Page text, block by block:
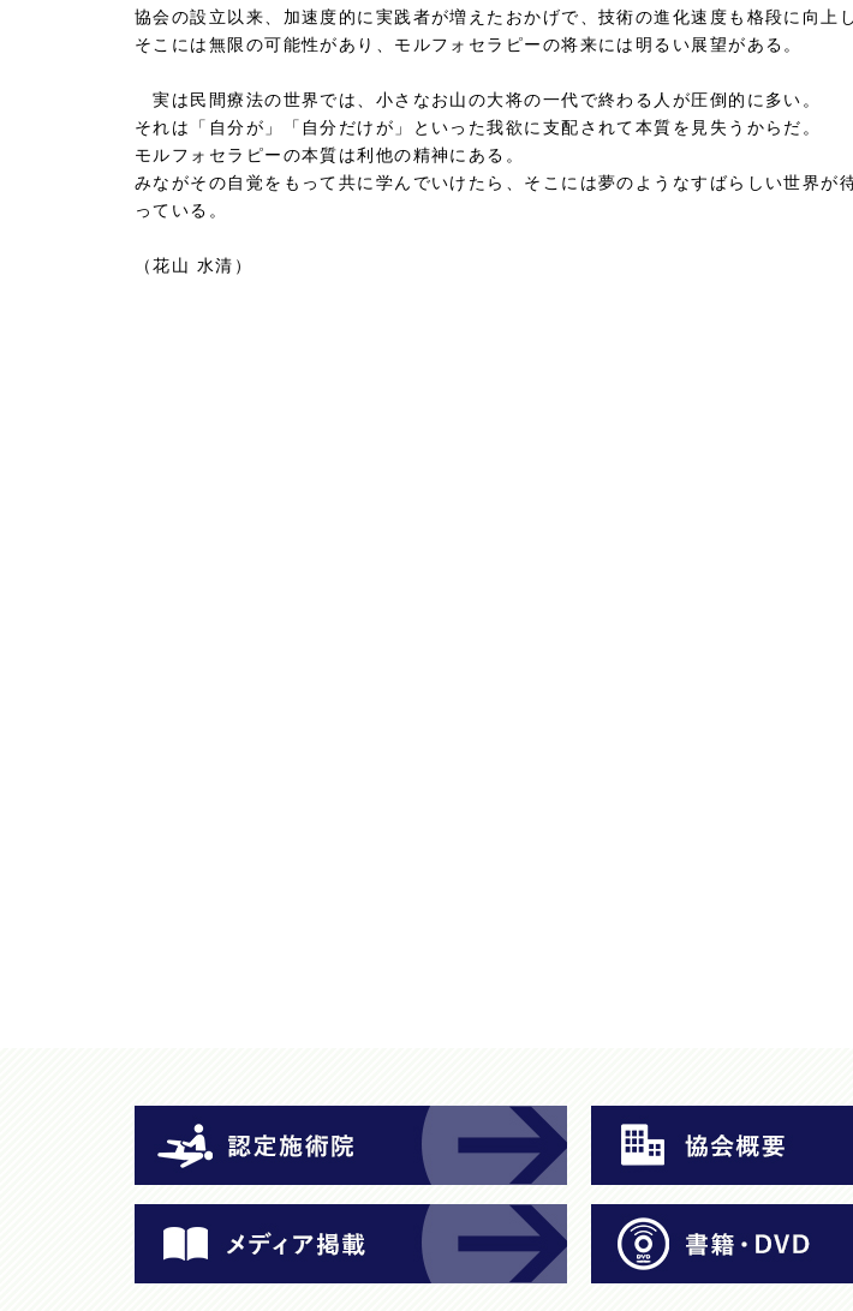
協会の設立以来、加速度的に実践者が増えたおかげで、技術の進化速度も格段に向上し
そこには無限の可能性があり、モルフォセラピーの将来には明るい展望がある。
実は民間療法の世界では、小さなお山の大将の一代で終わる人が圧倒的に多い。
それは「自分が」「自分だけが」といった我欲に支配されて本質を見失うからだ。
モルフォセラピーの本質は利他の精神にある。
みながその自覚をもって共に学んでいけたら、そこには夢のようなすばらしい世界が
っている。
（花山 水清）